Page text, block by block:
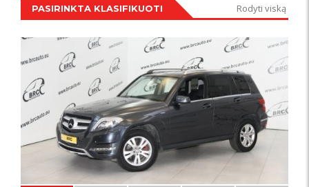
PASIRINKTA KLASIFIKUOTI Rodyti viską
IŠSKIRTINIS